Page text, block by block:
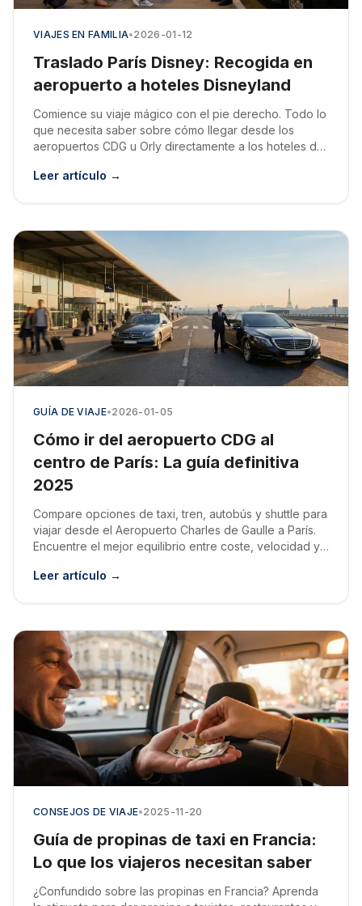
VIAJES EN FAMILIA•2026-01-12
Traslado París Disney: Recogida en
aeropuerto a hoteles Disneyland
Comience su viaje mágico con el pie derecho. Todo lo
que necesita saber sobre cómo llegar desde los
aeropuertos CDG u Orly directamente a los hoteles de
Leer artículo →
GUÍA DE VIAJE•2026-01-05
Cómo ir del aeropuerto CDG al
centro de París: La guía definitiva
2025
Compare opciones de taxi, tren, autobús y shuttle para
viajar desde el Aeropuerto Charles de Gaulle a París.
Encuentre el mejor equilibrio entre coste, velocidad y
Leer artículo →
CONSEJOS DE VIAJE•2025-11-20
Guía de propinas de taxi en Francia:
Lo que los viajeros necesitan saber
¿Confundido sobre las propinas en Francia? Aprenda